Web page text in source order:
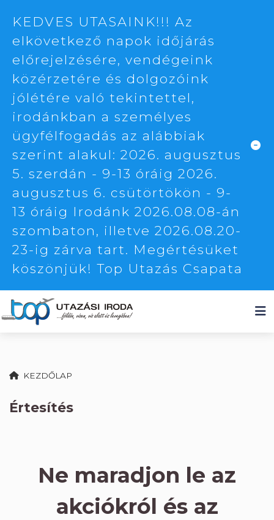
KEDVES UTASAINK!!! Az
elkövetkező napok időjárás
előrejelzésére, vendégeink
közérzetére és dolgozóink
jólétére való tekintettel,
irodánkban a személyes
ügyfélfogadás az alábbiak
szerint alakul: 2026. augusztus
5. szerdán - 9-13 óráig 2026.
augusztus 6. csütörtökön - 9-
13 óráig Irodánk 2026.08.08-án
szombaton, illetve 2026.08.20-
23-ig zárva tart. Megértésüket
köszönjük! Top Utazás Csapata
KEZDŐLAP
Értesítés
Ne maradjon le az
akciókról és az